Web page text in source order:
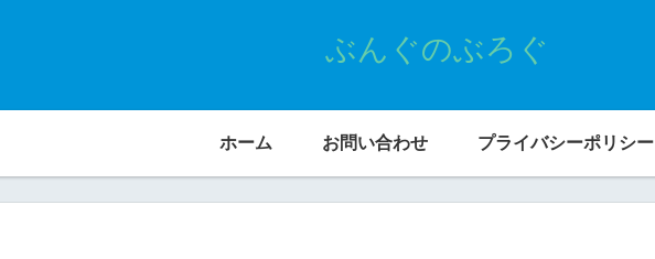
ぶんぐのぶろぐ
ホーム お問い合わせ プライバシーポリシー